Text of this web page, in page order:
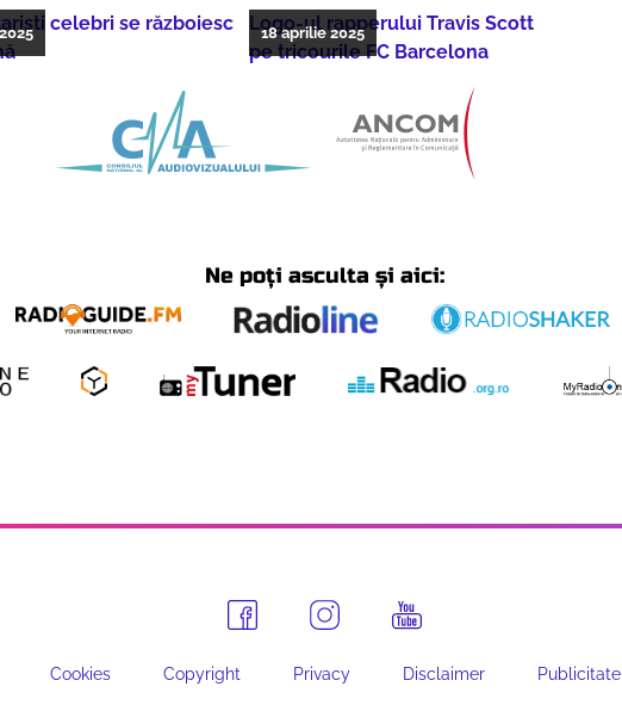
celebri se războiesc
Logo-ul rapperului Travis Scott
pe tricourile FC Barcelona
18 aprilie 2025
Ne poți asculta și aici:
Cookies Copyright Privacy Disclaimer Publicitate